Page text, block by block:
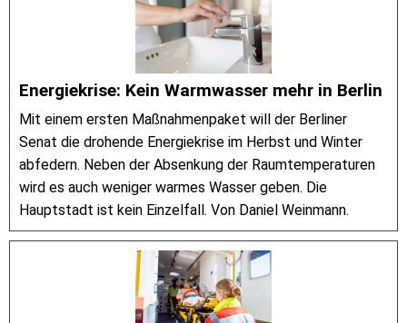
Energiekrise: Kein Warmwasser mehr in Berlin
Mit einem ersten Maßnahmenpaket will der Berliner
Senat die drohende Energiekrise im Herbst und Winter
abfedern. Neben der Absenkung der Raumtemperaturen
wird es auch weniger warmes Wasser geben. Die
Hauptstadt ist kein Einzelfall. Von Daniel Weinmann.